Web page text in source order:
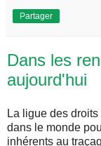
Partager
Dans les
aujourd'hui
La ligue des
dans le monde
inhérents au